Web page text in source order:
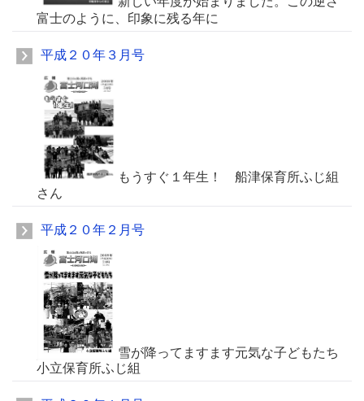
富士のように、印象に残る年に
平成２０年３月号
もうすぐ１年生！ 船津保育所ふじ組
さん
平成２０年２月号
雪が降ってますます元気な子どもたち
小立保育所ふじ組